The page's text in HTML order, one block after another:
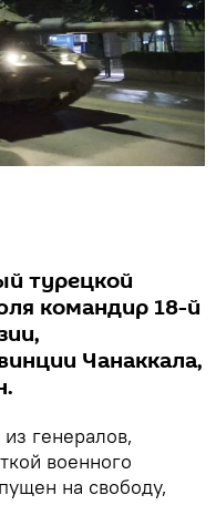
турецкой
командир 18-й
Чанаккала,
генералов,
военного
на свободу,